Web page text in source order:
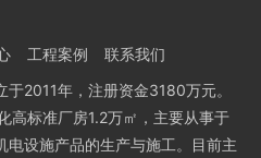
工程案例
联系我们
2011年，注册资金3180万元。
高标准厂房1.2万㎡，主要从事于
电设施产品的生产与施工。目前主